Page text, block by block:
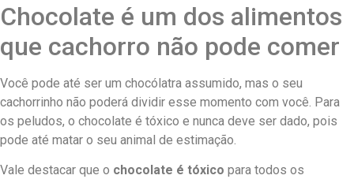
Chocolate é um dos alimentos
que cachorro não pode comer
Você pode até ser um chocólatra assumido, mas o seu
cachorrinho não poderá dividir esse momento com você. Para
os peludos, o chocolate é tóxico e nunca deve ser dado, pois
pode até matar o seu animal de estimação.
Vale destacar que o chocolate é tóxico para todos os